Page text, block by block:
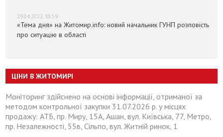
29.04.2022, 10:59
«Тема дня» на Житомир.info: новий начальник ГУНП розповість
про ситуацію в області
ЦІНИ В ЖИТОМИРІ
Моніторинг здійснено на основі інформації, отриманої за
методом контрольної закупки 31.07.2026 р. у місцях
продажу: АТБ, пр. Миру, 15А, Ашан, вул. Київська, 77, Метро,
пр. Незалежності, 55в, Сільпо, вул. Житній ринок, 1